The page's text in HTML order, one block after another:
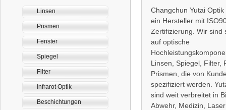
Linsen
Prismen
Fenster
Spiegel
Filter
Infrarot Optik
Beschichtungen
Changchun Yutai Optik
ein Hersteller mit
Zertifizierung. Wir sind
auf optische
Linsen, Spiegel, Filter,
Prismen, die von
spezifiziert werden.
sind weit verbreitet in
Abwehr, Medizin,